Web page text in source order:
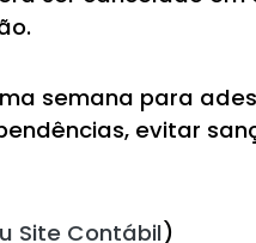
semana para
evitar
Site Contábil)